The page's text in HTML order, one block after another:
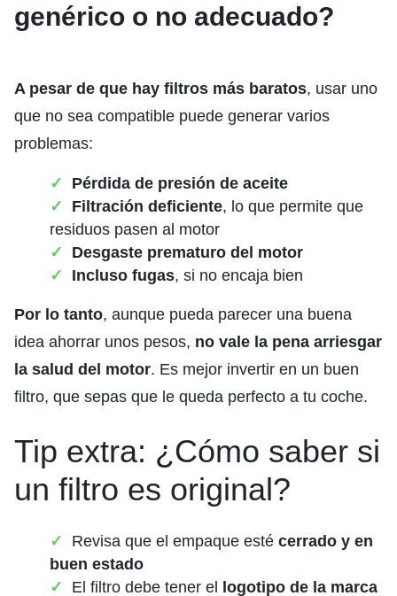
genérico o no adecuado?
A pesar de que hay filtros más baratos, usar uno
que no sea compatible puede generar varios
problemas:
Pérdida de presión de aceite
Filtración deficiente, lo que permite que
residuos pasen al motor
Desgaste prematuro del motor
Incluso fugas, si no encaja bien
Por lo tanto, aunque pueda parecer una buena
idea ahorrar unos pesos, no vale la pena arriesgar
la salud del motor. Es mejor invertir en un buen
filtro, que sepas que le queda perfecto a tu coche.
Tip extra: ¿Cómo saber si
un filtro es original?
Revisa que el empaque esté cerrado y en
buen estado
El filtro debe tener el logotipo de la marca